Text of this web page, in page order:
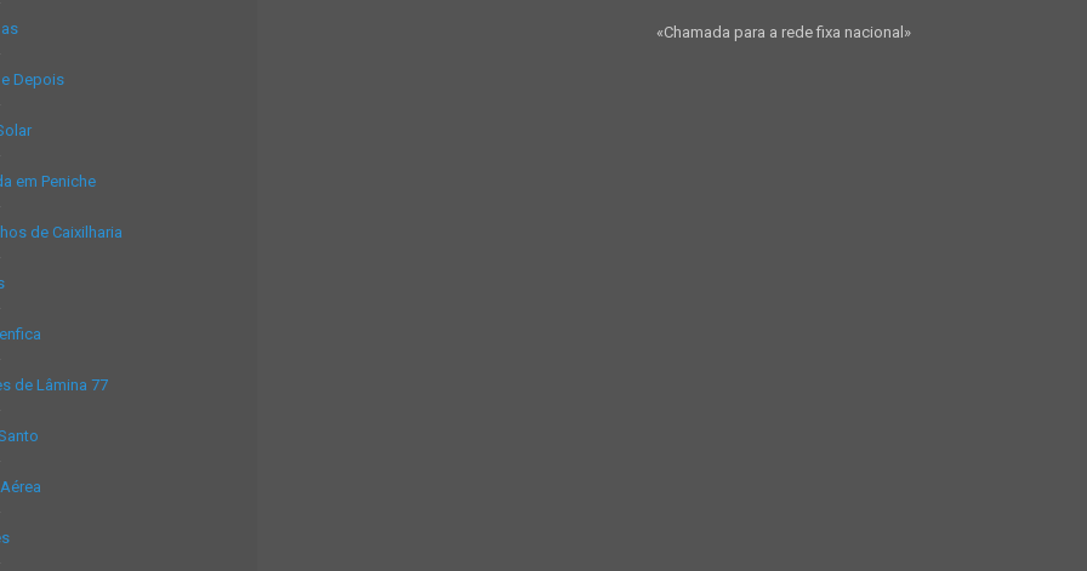
Depois
em Peniche
de Caixilharia
de Lâmina 77
«Chamada para a rede fixa nacional»